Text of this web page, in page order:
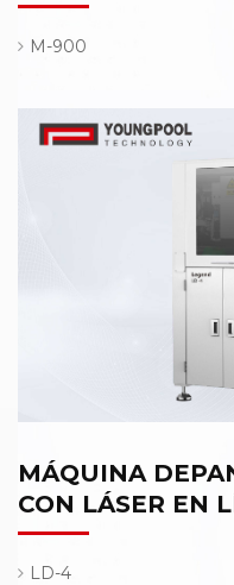
M-900
MÁQUINA
CON LÁSER EN
LD-4